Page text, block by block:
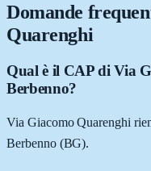
Domande
Quarenghi
Qual è il CAP di Via
Berbenno?
Via Giacomo Quarenghi
Berbenno (BG).